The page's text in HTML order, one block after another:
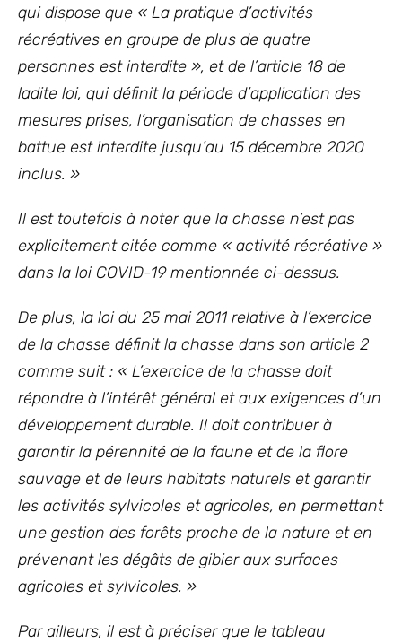
qui dispose que « La pratique d’activités
récréatives en groupe de plus de quatre
personnes est interdite », et de l’article 18 de
ladite loi, qui définit la période d’application des
mesures prises, l’organisation de chasses en
battue est interdite jusqu’au 15 décembre 2020
inclus. »
Il est toutefois à noter que la chasse n’est pas
explicitement citée comme « activité récréative »
dans la loi COVID-19 mentionnée ci-dessus.
De plus, la loi du 25 mai 2011 relative à l’exercice
de la chasse définit la chasse dans son article 2
comme suit : « L’exercice de la chasse doit
répondre à l’intérêt général et aux exigences d’un
développement durable. Il doit contribuer à
garantir la pérennité de la faune et de la flore
sauvage et de leurs habitats naturels et garantir
les activités sylvicoles et agricoles, en permettant
une gestion des forêts proche de la nature et en
prévenant les dégâts de gibier aux surfaces
agricoles et sylvicoles. »
Par ailleurs, il est à préciser que le tableau